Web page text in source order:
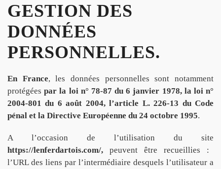
GESTION DES
DONNÉES
PERSONNELLES.
En France, les données personnelles sont notamment
protégéespar la loi n° 78-87 du 6 janvier 1978, la loi n°
2004-801 du 6 août 2004, l’article L. 226-13 du Code
pénal et la Directive Européenne du 24 octobre 1995.
A l’occasion de l’utilisation du site
https://lenferdartois.com/, peuvent être recueillies :
l’URL des liens par l’intermédiaire desquels l’utilisateur a